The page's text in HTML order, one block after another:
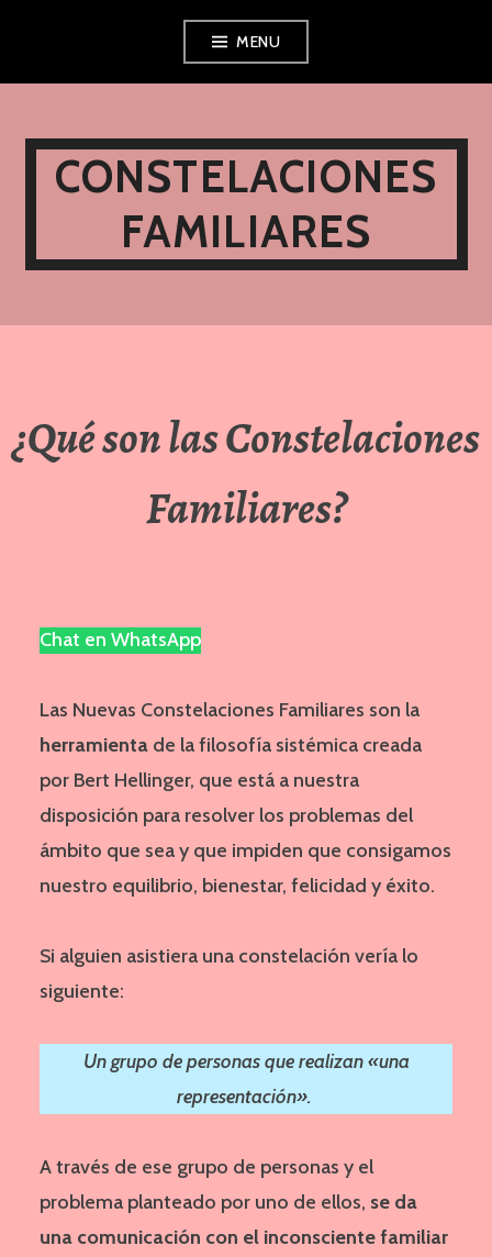
MENU
CONSTELACIONES
FAMILIARES
¿Qué son las Constelaciones
Familiares?
Chat en WhatsApp
Las Nuevas Constelaciones Familiares son la
herramienta de la filosofía sistémica creada
por Bert Hellinger, que está a nuestra
disposición para resolver los problemas del
ámbito que sea y que impiden que consigamos
nuestro equilibrio, bienestar, felicidad y éxito.
Si alguien asistiera una constelación vería lo
siguiente:
Un grupo de personas que realizan «una
representación».
A través de ese grupo de personas y el
problema planteado por uno de ellos, se da
una comunicación con el inconsciente familiar